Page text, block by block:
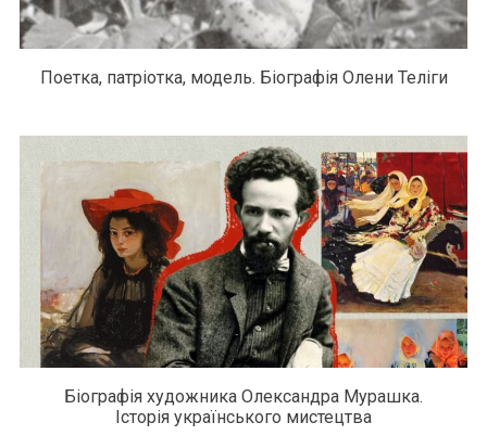
Поетка, патріотка, модель. Біографія Олени Теліги
Біографія художника Олександра Мурашка.
Історія українського мистецтва